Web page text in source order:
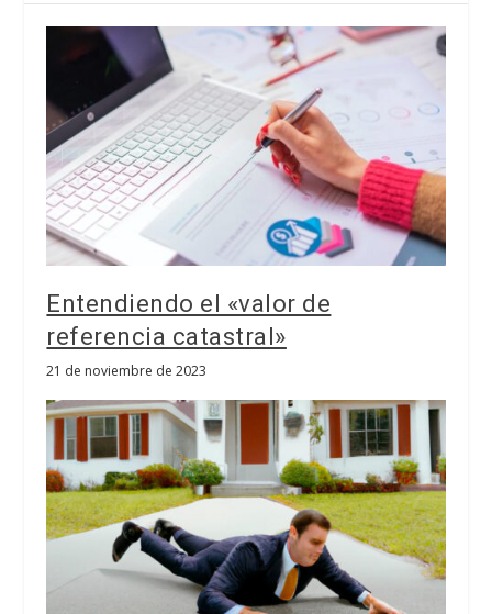
Entendiendo el «valor de
referencia catastral»
21 de noviembre de 2023